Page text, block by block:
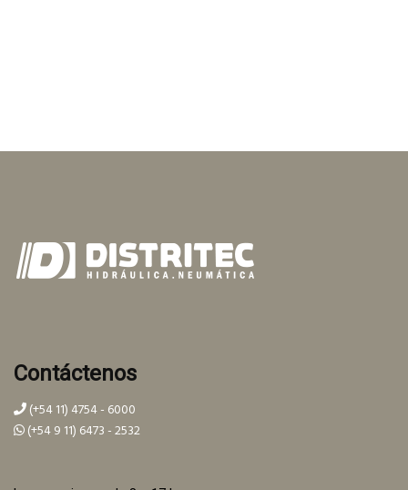
Contáctenos
(+54 11) 4754 - 6000
(+54 9 11) 6473 - 2532